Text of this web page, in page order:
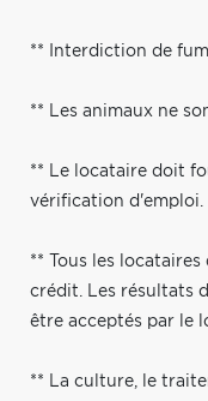
** Interdiction de
** Les animaux ne
** Le locataire doit
vérification d'emploi.
** Tous les
crédit. Les résultats
être acceptés par le
** La culture, le